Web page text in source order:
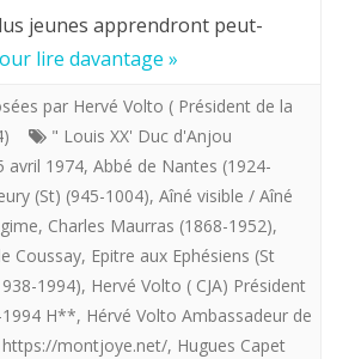
jeunes apprendront peut-
lire davantage »
par Hervé Volto ( Président de la
" Louis XX' Duc d'Anjou
avril 1974, Abbé de Nantes (1924-
(St) (945-1004), Aîné visible / Aîné
, Charles Maurras (1868-1952),
Coussay, Epitre aux Ephésiens (St
1994), Hervé Volto ( CJA) Président
1994 H**, Hérvé Volto Ambassadeur de
https://montjoye.net/, Hugues Capet